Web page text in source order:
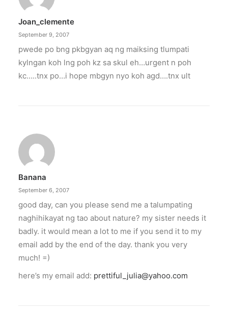
Joan_clemente
September 9, 2007
pwede po bng pkbgyan aq ng maiksing tlumpati
kylngan koh lng poh kz sa skul eh…urgent n poh
kc…..tnx po…i hope mbgyn nyo koh agd….tnx ult
Banana
September 6, 2007
good day, can you please send me a talumpating
naghihikayat ng tao about nature? my sister needs it
badly. it would mean a lot to me if you send it to my
email add by the end of the day. thank you very
much! =)
here’s my email add: prettiful_julia@yahoo.com